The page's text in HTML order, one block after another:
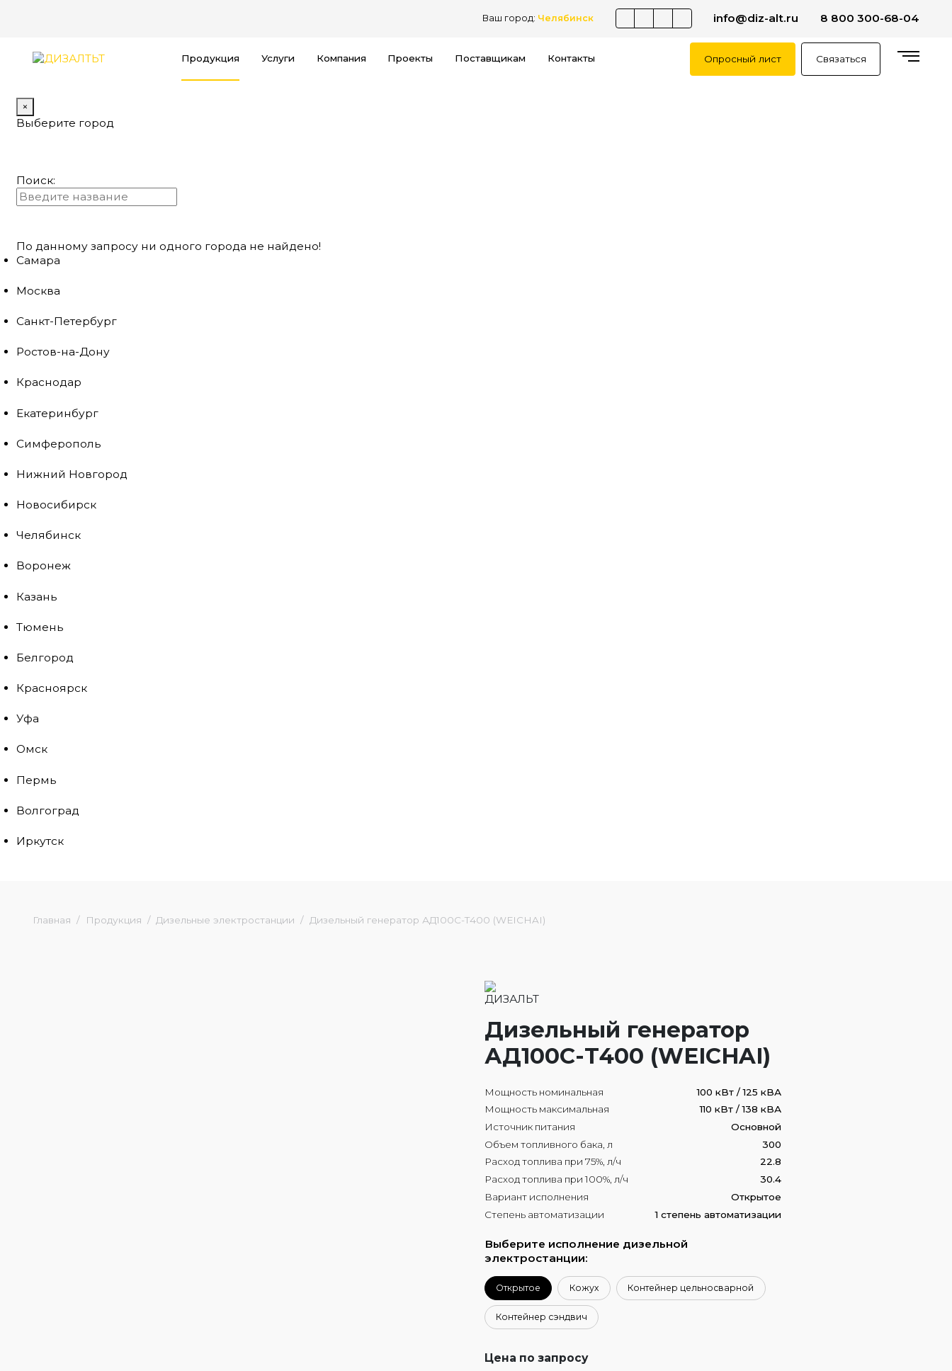
Ваш город: Челябинск info@diz-alt.ru 8 800 300-68-04
Продукция Услуги Компания Проекты Поставщикам Контакты Опросный лист Связаться
×
Выберите город
Поиск:
По данному запросу ни одного города не найдено!
Самара
Москва
Санкт-Петербург
Ростов-на-Дону
Краснодар
Екатеринбург
Симферополь
Нижний Новгород
Новосибирск
Челябинск
Воронеж
Казань
Тюмень
Белгород
Красноярск
Уфа
Омск
Пермь
Волгоград
Иркутск
Главная Продукция Дизельные электростанции Дизельный генератор АД100С-Т400 (WEICHAI)
Дизельный генератор
АД100С-Т400 (WEICHAI)
Мощность номинальная
100 кВт / 125 кВА
Мощность максимальная
110 кВт / 138 кВА
Источник питания
Основной
Объем топливного бака, л
300
Расход топлива при 75%, л/ч
22.8
Расход топлива при 100%, л/ч
30.4
Вариант исполнения
Открытое
Степень автоматизации
1 степень автоматизации
Выберите исполнение дизельной
электростанции:
Открытое Кожух Контейнер цельносварной
Контейнер сэндвич
Цена по запросу